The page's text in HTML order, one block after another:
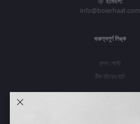
info@boierhaat.com
গুরুত্বপূর্ণ লিঙ্ক
ব্লগ পোস্ট
টিম বইয়ের হাট